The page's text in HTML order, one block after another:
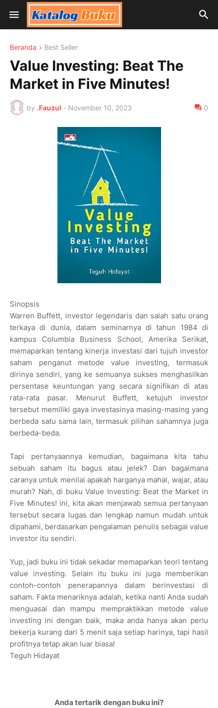
Beranda Best Seller
Value Investing: Beat The
Market in Five Minutes!
by .Fauzul - November 10, 2023 0
Sinopsis
Warren Buffett, investor legendaris dan salah satu orang
terkaya di dunia, dalam seminarnya di tahun 1984 di
kampus Columbia Business School, Amerika Serikat,
memaparkan tentang kinerja investasi dari tujuh investor
saham penganut metode value investing, termasuk
dirinya sendiri, yang ke semuanya sukses menghasilkan
persentase keuntungan yang secara signifikan di atas
rata-rata pasar. Menurut Buffett, ketujuh investor
tersebut memiliki gaya investasinya masing-masing yang
berbeda satu sama lain, termasuk pilihan sahamnya juga
berbeda-beda.
Tapi pertanyaannya kemudian, bagaimana kita tahu
sebuah saham itu bagus atau jelek? Dan bagaimana
caranya untuk menilai apakah harganya mahal, wajar, atau
murah? Nah, di buku Value Investing: Beat the Market in
Five Minutes! ini, kita akan menjawab semua pertanyaan
tersebut secara lugas dan lengkap namun mudah untuk
dipahami, berdasarkan pengalaman penulis sebagai value
investor itu sendiri.
Yup, jadi buku ini tidak sekadar memaparkan teori tentang
value investing. Selain itu buku ini juga memberikan
contoh-contoh penerapannya dalam berinvestasi di
saham. Fakta menariknya adalah, ketika nanti Anda sudah
menguasai dan mampu mempraktikkan metode value
investing ini dengan baik, maka anda hanya akan perlu
bekerja kurang dari 5 menit saja setiap harinya, tapi hasil
profitnya tetap akan luar biasa!
Teguh Hidayat
Anda tertarik dengan buku ini?